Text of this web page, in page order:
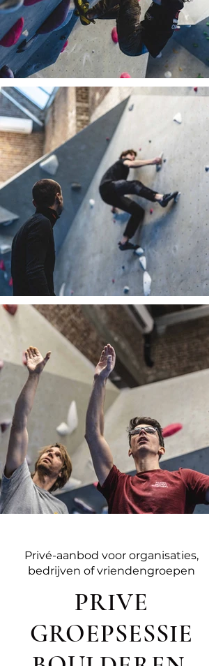
Privé-aanbod voor organisaties,
bedrijven of vriendengroepen
PRIVE
GROEPSESSIE